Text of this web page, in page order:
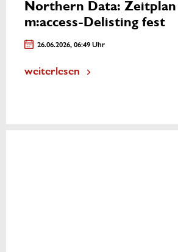
Northern Data:
m:access-Delisting fest
26.06.2026, 06:49 Uhr
weiterlesen